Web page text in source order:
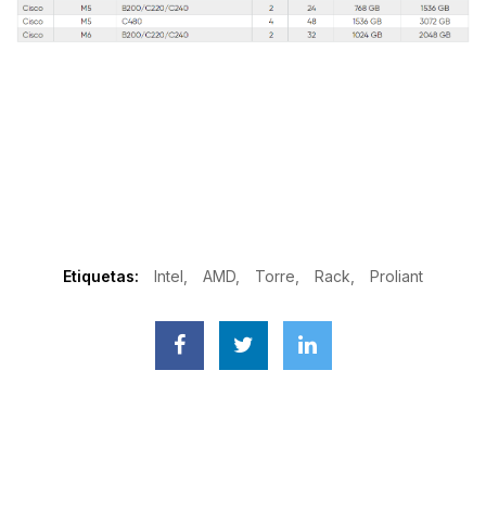
Etiquetas: Intel AMD Torre Rack Proliant